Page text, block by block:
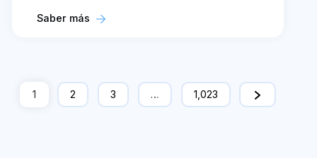
Saber más
1 2 3 … 1,023